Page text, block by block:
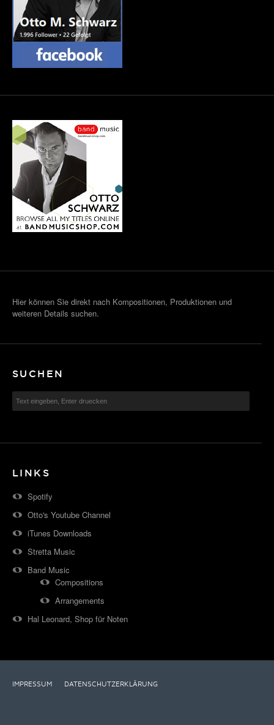
Hier können Sie direkt nach Kompositionen, Produktionen und
weiteren Details suchen.
SUCHEN
LINKS
Spotify
Otto's Youtube Channel
iTunes Downloads
Stretta Music
Band Music
Compositions
Arrangements
Hal Leonard, Shop für Noten
IMPRESSUM DATENSCHUTZERKLÄRUNG